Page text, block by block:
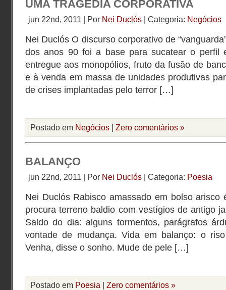
UMA TRAGÉDIA CORPORATIVA
jun 22nd, 2011 | Por Nei Duclós | Categoria: Negócios
Nei Duclós O discurso corporativo de
dos anos 90 foi a base para sucatear o perfil
entregue aos monopólios, fruto da fusão de
e à venda em massa de unidades produtivas
de crises implantadas pelo terror […]
Postado em Negócios | Zero comentários »
BALANÇO
jun 22nd, 2011 | Por Nei Duclós | Categoria: Poesia
Nei Duclós Rabisco amassado em bolso arisco
procura terreno baldio com vestígios de antigo
Saldo do dia: alguns tormentos, parágrafos
vontade de mudança. Vida em balanço: o
Venha, disse o sonho. Mude de pele […]
Postado em Poesia | Zero comentários »